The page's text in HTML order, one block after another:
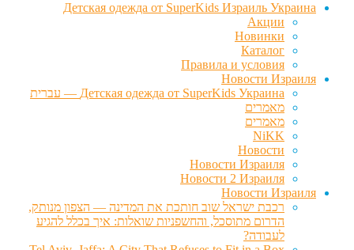
Детская одежда от SuperKids Израиль Украина
Акции
Новинки
Каталог
Правила и условия
Новости Израиля
Детская одежда от SuperKids Украина — עברית
מאמרים
מאמרים
NiKK
Новости
Новости Израиля
Новости 2 Израиля
Новости Израиля
רכבת ישראל שוב חותכת את המדינה — הצפון מנותק,
הדרום מתוסכל, והחשפניות שואלות: איך בכלל להגיע
לעבודה?